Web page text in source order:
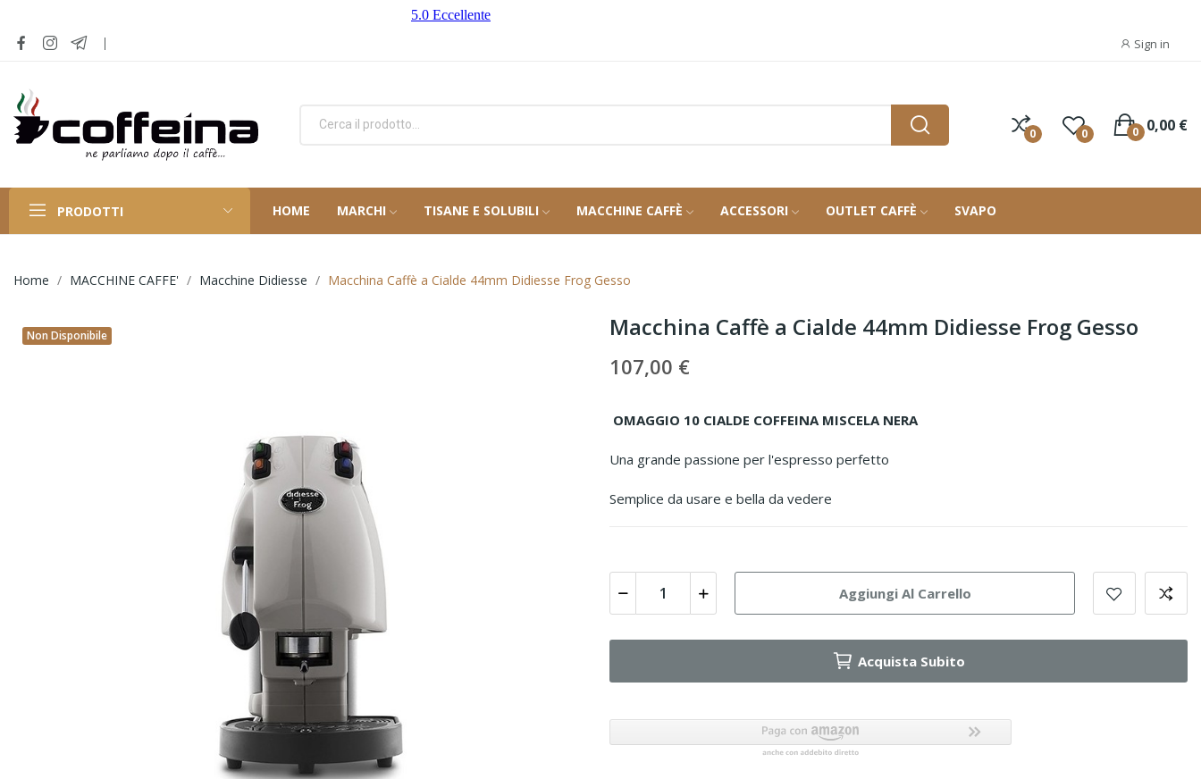
Sign in
0 0 0,00 €
0
PRODOTTI HOME MARCHI TISANE E SOLUBILI MACCHINE CAFFÈ ACCESSORI OUTLET CAFFÈ SVAPO
Home MACCHINE CAFFE' Macchine Didiesse Macchina Caffè a Cialde 44mm Didiesse Frog Gesso
Non Disponibile Macchina Caffè a Cialde 44mm Didiesse Frog Gesso
107,00 €
OMAGGIO 10 CIALDE COFFEINA MISCELA NERA
Una grande passione per l'espresso perfetto
Semplice da usare e bella da vedere
Aggiungi Al Carrello
Acquista Subito